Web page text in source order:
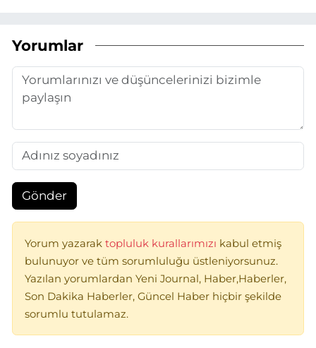
Yorumlar
Gönder
Yorum yazarak topluluk kurallarımızı kabul etmiş
bulunuyor ve tüm sorumluluğu üstleniyorsunuz.
Yazılan yorumlardan Yeni Journal, Haber,Haberler,
Son Dakika Haberler, Güncel Haber hiçbir şekilde
sorumlu tutulamaz.